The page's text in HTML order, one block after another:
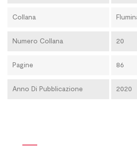
Collana
Numero Collana 20
Pagine 86
Anno Di Pubblicazione 2020